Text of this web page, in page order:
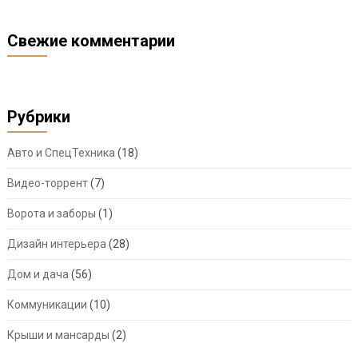
Свежие комментарии
Рубрики
Авто и СпецТехника (18)
Видео-торрент(7)
Ворота и заборы (1)
Дизайн интерьера (28)
Дом и дача (56)
Коммуникации (10)
Крыши и мансарды (2)